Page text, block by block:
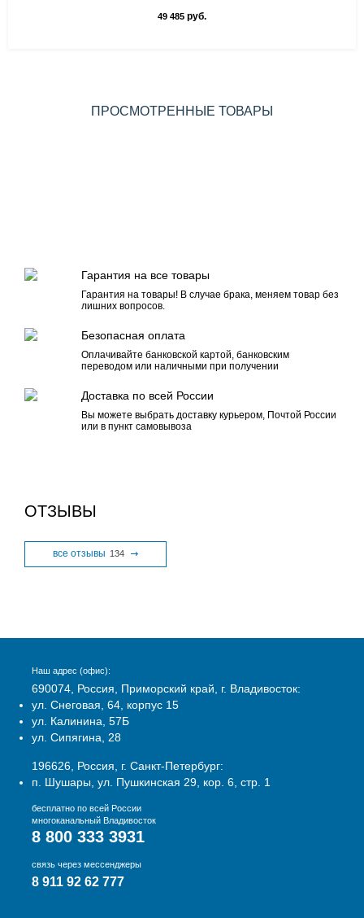
49 485 руб.
ПРОСМОТРЕННЫЕ ТОВАРЫ
Гарантия на все товары
Гарантия на товары! В случае брака, меняем товар без
лишних вопросов.
Безопасная оплата
Оплачивайте банковской картой, банковским
переводом или наличными при получении
Доставка по всей России
Вы можете выбрать доставку курьером, Почтой России
или в пункт самовывоза
ОТЗЫВЫ
все отзывы 134
Наш адрес (офис):
690074, Россия, Приморский край, г. Владивосток:
ул. Снеговая, 64, корпус 15
ул. Калинина, 57Б
ул. Сипягина, 28
196626, Россия, г. Санкт-Петербург:
п. Шушары, ул. Пушкинская 29, кор. 6, стр. 1
бесплатно по всей России
многоканальный Владивосток
8 800 333 3931
связь через мессенджеры
8 911 92 62 777